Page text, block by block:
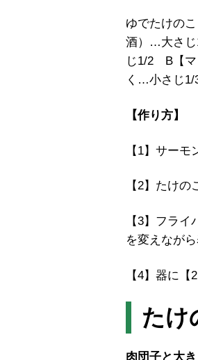
ゆでたけの
酒）…大さ
じ1/2 B【
く…小さじ
【作り方】
【1】サー
【2】たけ
【3】フラ
を変えなが
【4】器に
たけ
肉団子と大